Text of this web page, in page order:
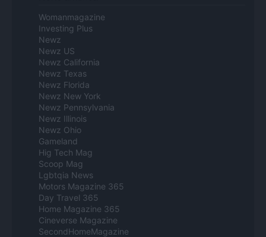
Womanmagazine
Investing Plus
Newz
Newz US
Newz California
Newz Texas
Newz Florida
Newz New York
Newz Pennsylvania
Newz Illinois
Newz Ohio
Gameland
Hig Tech Mag
Scoop Mag
Lgbtqia News
Motors Magazine 365
Day Travel 365
Home Magazine 365
Cineverse Magazine
SecondHomeMagazine